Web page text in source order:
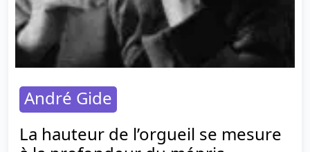
André Gide
La hauteur de l’orgueil se mesure